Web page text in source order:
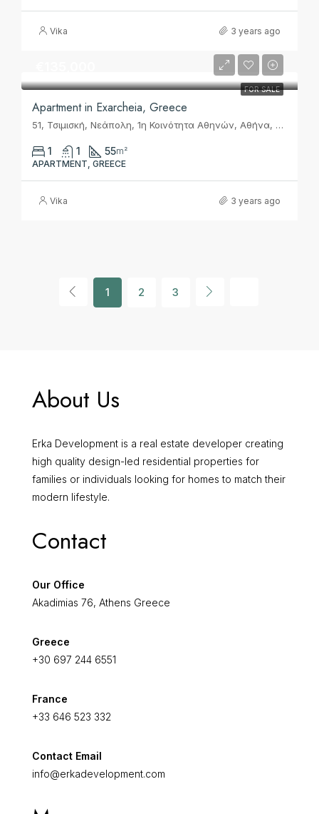
Vika 3 years ago
FOR SALE
Apartment in Exarcheia, Greece
51, Τσιμισκή, Νεάπολη, 1η Κοινότητα Αθηνών, Αθήνα, Δήμος Αθηναίων, Περιφερειακή Ενότητα Κεντρικού Τομέα Αθηνών, Περιφέρεια Αττικής, Αποκεντρωμένη Διοίκηση Αττικής, 114 72, Ελλάς
1 1 55m²
APARTMENT, GREECE
Vika 3 years ago
1 2 3
About Us
Erka Development is a real estate developer creating
high quality design-led residential properties for
families or individuals looking for homes to match their
modern lifestyle.
Contact
Our Office
Akadimias 76, Athens Greece
Greece
+30 697 244 6551
France
+33 646 523 332
Contact Email
info@erkadevelopment.com